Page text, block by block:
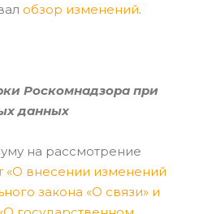
обзор изменений.
Роскомнадзора при
данных
на рассмотрение
«О внесении изменений
закона «О связи» и